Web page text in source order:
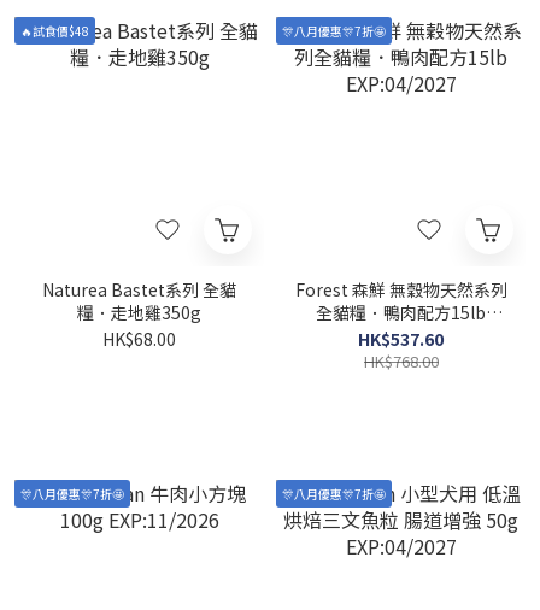
🔥試食價$48
Naturea Bastet系列 全貓
糧．走地雞350g
HK$68.00
🎊八月優惠🎊7折🤩
Forest 森鮮 無穀物天然系列
全貓糧．鴨肉配方15lb
EXP:04/2027
HK$537.60
HK$768.00
🎊八月優惠🎊7折🤩 🎊八月優惠🎊7折🤩